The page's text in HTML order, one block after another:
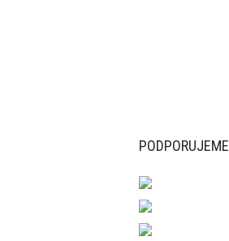
PODPORUJEME